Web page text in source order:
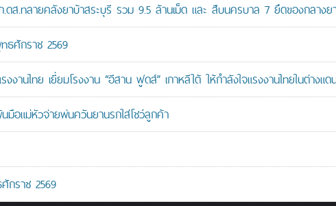
ทลายคลังยาบ้าสระบุรี รวม 9.5 ล้านเม็ด และ สืบนครบาล 7 ยึดของกลางย
ธศักราช 2569
นไทย เยี่ยมโรงงาน “อีสาน ฟูดส์” เกาหลีใต้ ให้กำลังใจแรงงานไทยในต่างแด
อแม่หัวจ่ายพ่นควันยานรกใส่โชว์ลูกค้า
กราช 2569